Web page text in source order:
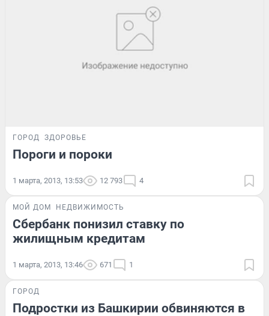
ГОРОД ЗДОРОВЬЕ
Пороги и пороки
1 марта, 2013, 13:53 12 793 4
МОЙ ДОМ НЕДВИЖИМОСТЬ
Сбербанк понизил ставку по
жилищным кредитам
1 марта, 2013, 13:46 671 1
ГОРОД
Подростки из Башкирии обвиняются в